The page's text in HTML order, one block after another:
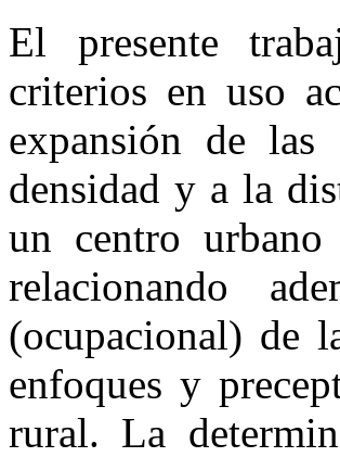
El presente
criterios en uso
expansión de las
densidad y a la
un centro
relacionando
(ocupacional) de
enfoques y
rural. La